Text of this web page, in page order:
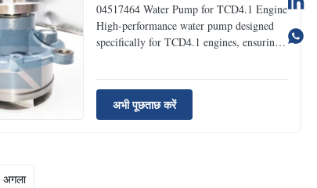
04517464 Water Pump for TCD4.1 Engine
High-performance water pump designed
specifically for TCD4.1 engines, ensuring
Product Name Water Pump Part Number
04517464 Brand Name JIAJUE Model
TCD4.1 Condition New Availability ...
अभी पूछताछ करें
अगला